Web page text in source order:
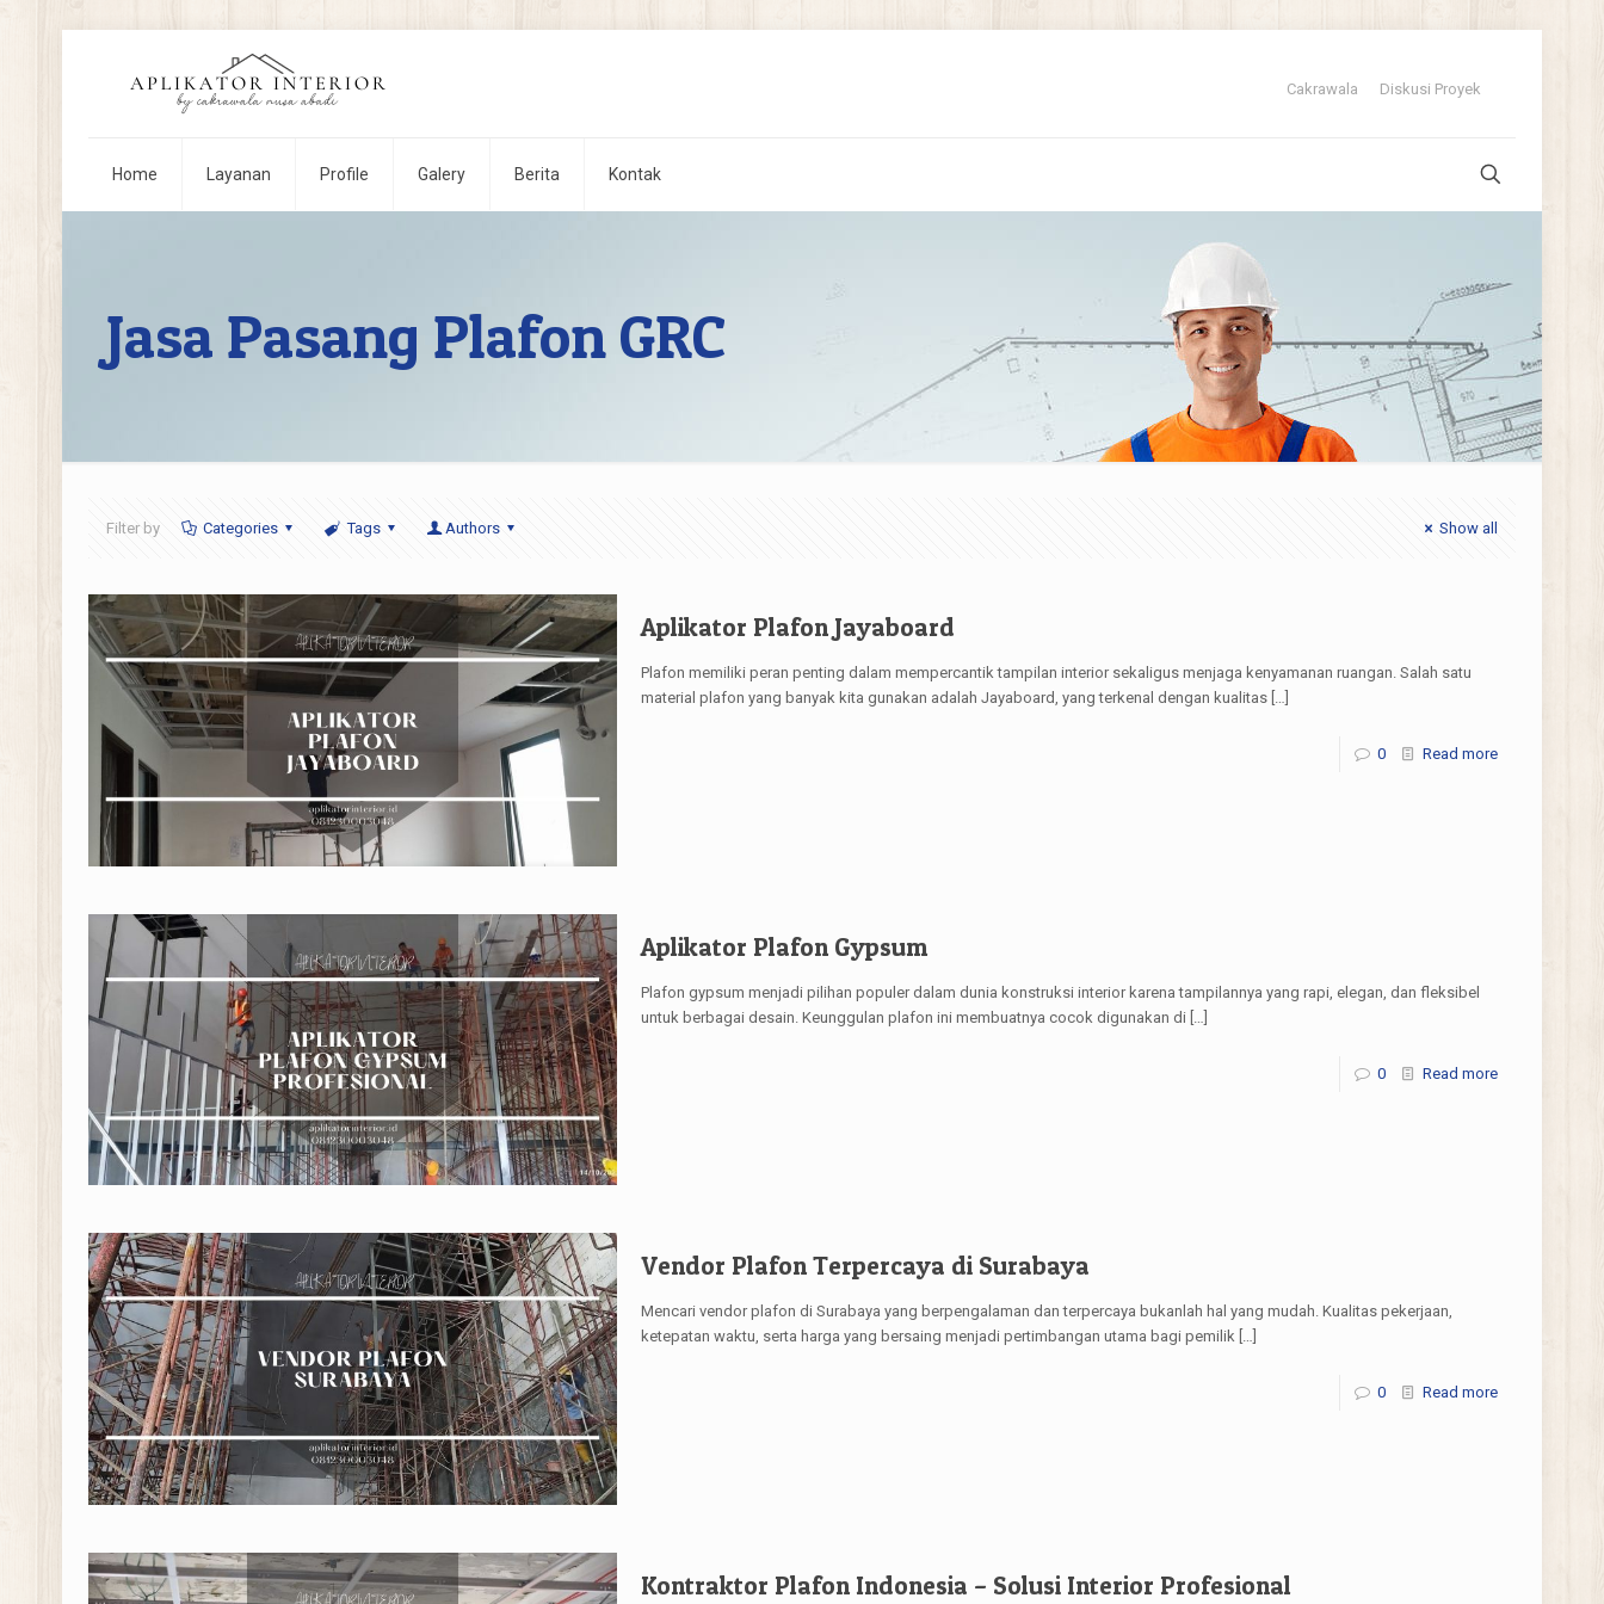
Home Layanan Profile Galery Berita Kontak
Cakrawala Diskusi Proyek
Jasa Pasang Plafon GRC
Filter by Categories Tags Authors Show all
Aplikator Plafon Jayaboard
Plafon memiliki peran penting dalam mempercantik tampilan interior sekaligus menjaga kenyamanan ruangan. Salah satu
material plafon yang banyak kita gunakan adalah Jayaboard, yang terkenal dengan kualitas[…]
0 Read more
Aplikator Plafon Gypsum
Plafon gypsum menjadi pilihan populer dalam dunia konstruksi interior karena tampilannya yang rapi, elegan, dan fleksibel
untuk berbagai desain. Keunggulan plafon ini membuatnya cocok digunakan di […]
0 Read more
Vendor Plafon Terpercaya di Surabaya
Mencari vendor plafon di Surabaya yang berpengalaman dan terpercaya bukanlah hal yang mudah. Kualitas pekerjaan,
ketepatan waktu, serta harga yang bersaing menjadi pertimbangan utama bagi pemilik[…]
0 Read more
Kontraktor Plafon Indonesia – Solusi Interior Profesional